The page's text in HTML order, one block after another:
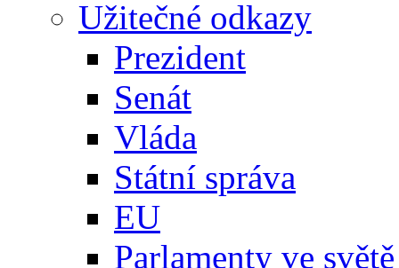
Užitečné odkazy
Prezident
Senát
Vláda
Státní správa
EU
Parlamenty ve světě